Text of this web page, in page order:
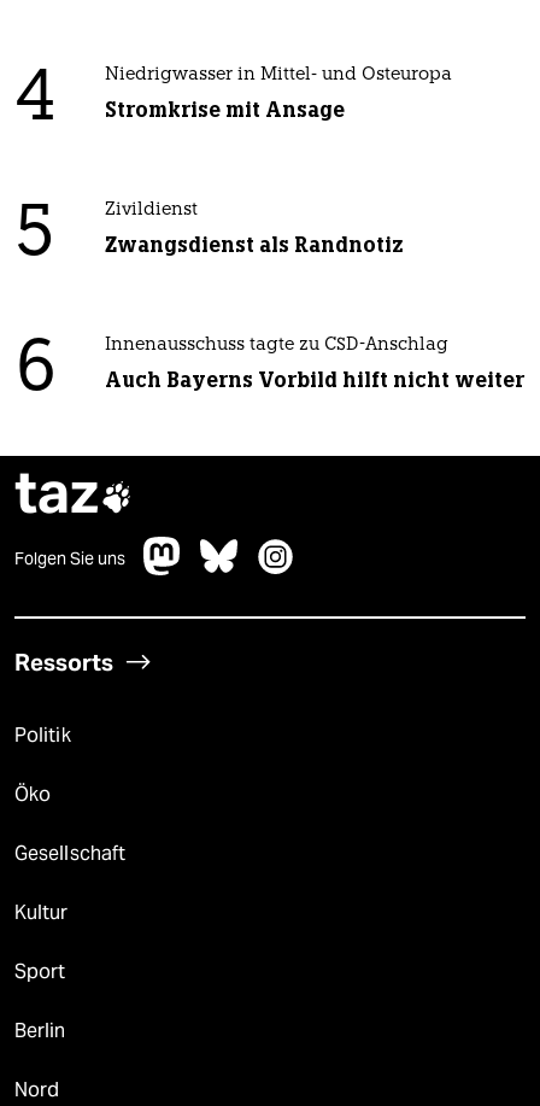
4 Niedrigwasser in Mittel- und Osteuropa
Stromkrise mit Ansage
5 Zivildienst
Zwangsdienst als Randnotiz
6 Innenausschuss tagte zu CSD-Anschlag
Auch Bayerns Vorbild hilft nicht weiter
taz
Folgen Sie uns
Ressorts
Politik
Öko
Gesellschaft
Kultur
Sport
Berlin
Nord